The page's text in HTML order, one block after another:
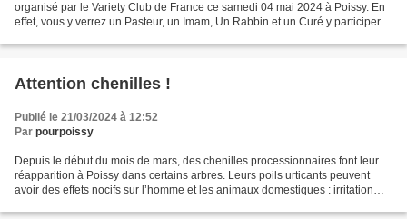
organisé par le Variety Club de France ce samedi 04 mai 2024 à Poissy. En
effet, vous y verrez un Pasteur, un Imam, Un Rabbin et un Curé y participer...
Attention chenilles !
Publié le 21/03/2024 à 12:52
Par pourpoissy
Depuis le début du mois de mars, des chenilles processionnaires font leur
réapparition à Poissy dans certains arbres. Leurs poils urticants peuvent
avoir des effets nocifs sur l’homme et les animaux domestiques : irritation